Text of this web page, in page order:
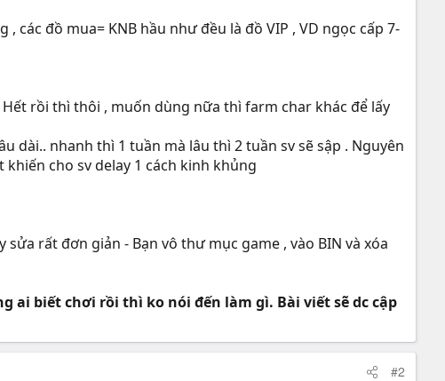
các đồ mua= KNB hầu như đều là đồ VIP , VD ngọc cấp 7-
rồi thì thôi , muốn dùng nữa thì farm char khác để lấy
dài.. nhanh thì 1 tuần mà lâu thì 2 tuần sv sẽ sập . Nguyên
cho sv delay 1 cách kinh khủng
rất đơn giản - Bạn vô thư mục game , vào BIN và xóa
ai biết chơi rồi thì ko nói đến làm gì. Bài viết sẽ dc cập
#2